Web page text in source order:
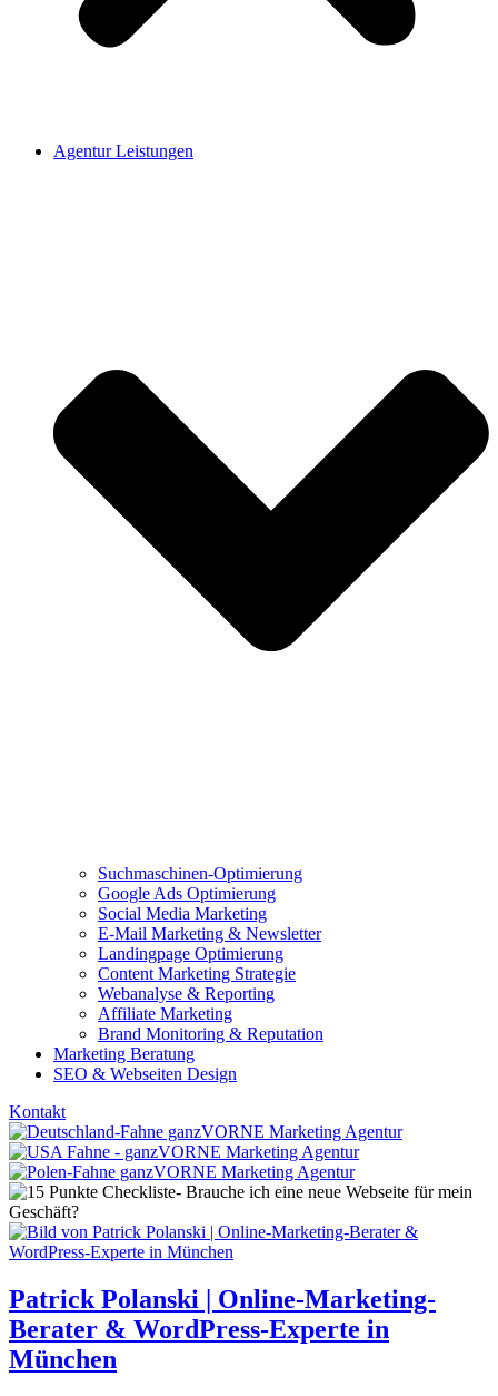
Agentur Leistungen
Suchmaschinen-Optimierung
Google Ads Optimierung
Social Media Marketing
E-Mail Marketing & Newsletter
Landingpage Optimierung
Content Marketing Strategie
Webanalyse & Reporting
Affiliate Marketing
Brand Monitoring & Reputation
Marketing Beratung
SEO & Webseiten Design
Kontakt
Patrick Polanski | Online-Marketing-
Berater & WordPress-Experte in
München